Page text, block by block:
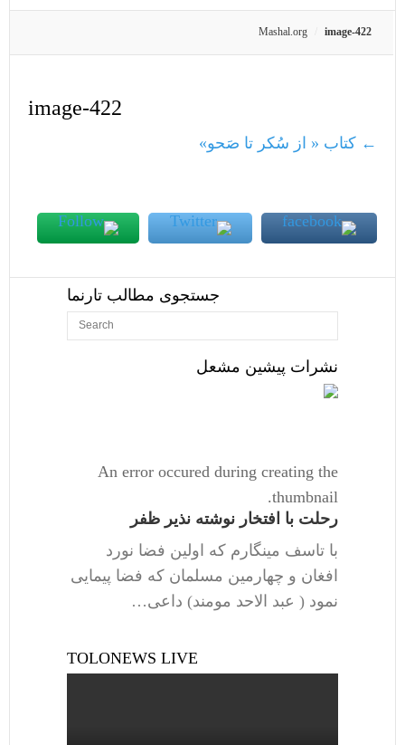
Mashal.org image-422
image-422
← کتاب « از سُکر تا صَحو»
جستجوی مطالب تارنما
نشرات پیشین مشعل
An error occured during creating the
thumbnail.
رحلت با افتخار نوشته نذیر ظفر
با تاسف مینگارم که اولین فضا نورد
افغان و چهارمین مسلمان که فضا پیمایی
نمود ( عبد الاحد مومند) داعی…
TOLONEWS LIVE